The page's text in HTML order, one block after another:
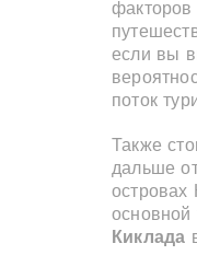
если вы
поток
Также
дальше
островах
основной
Киклада